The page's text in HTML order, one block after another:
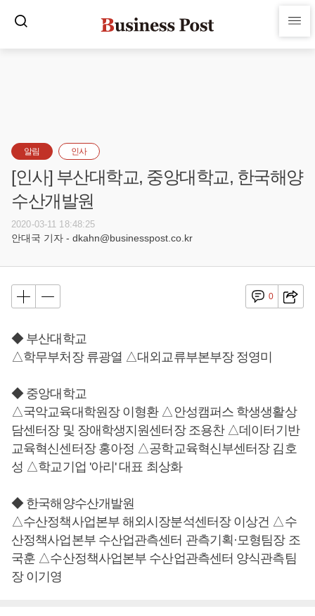
알림 인사
[인사] 부산대학교, 중앙대학교, 한국해양
수산개발원
2020-03-11 18:48:25
안대국 기자 - dkahn@businesspost.co.kr
0
◆ 부산대학교
△학무부처장 류광열 △대외교류부본부장 정영미
◆ 중앙대학교
△국악교육대학원장 이형환 △안성캠퍼스 학생생활상
담센터장 및 장애학생지원센터장 조용찬 △데이터기반
교육혁신센터장 홍아정 △공학교육혁신부센터장 김호
성 △학교기업 '아리' 대표 최상화
◆ 한국해양수산개발원
△수산정책사업본부 해외시장분석센터장 이상건 △수
산정책사업본부 수산업관측센터 관측기획·모형팀장 조
국훈 △수산정책사업본부 수산업관측센터 양식관측팀
장 이기영